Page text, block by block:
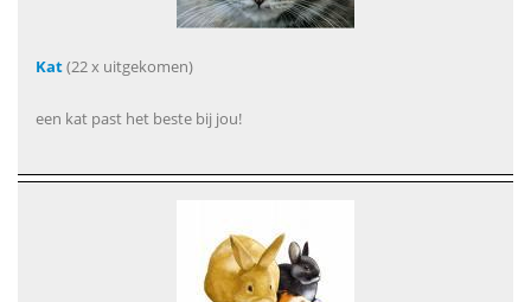
Kat(22 x uitgekomen)
een kat past het beste bij jou!